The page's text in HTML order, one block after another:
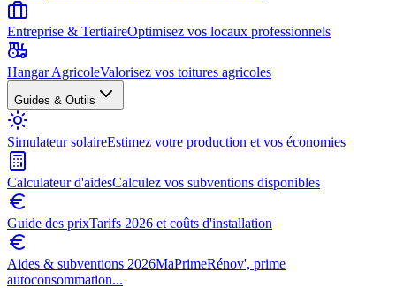
Entreprise & TertiaireOptimisez vos locaux professionnels
Hangar AgricoleValorisez vos toitures agricoles
Guides & Outils
Simulateur solaireEstimez votre production et vos économies
Calculateur d'aidesCalculez vos subventions disponibles
Guide des prixTarifs 2026 et coûts d'installation
Aides & subventions 2026MaPrimeRénov', prime
autoconsommation...